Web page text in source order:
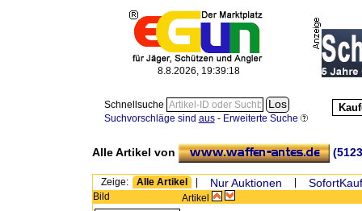
8.8.2026, 19:39:18
Schnellsuche
Suchvorschläge sind aus- Erweiterte Suche
Alle Artikel von
Zeige: Alle Artikel Nur Auktionen
Bild Artikel